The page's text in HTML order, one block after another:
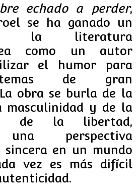
echado a perder,
se ha ganado un
la literatura
como un autor
el humor para
de gran
obra se burla de la
masculinidad y de la
de la libertad,
una perspectiva
en un mundo
vez es más difícil